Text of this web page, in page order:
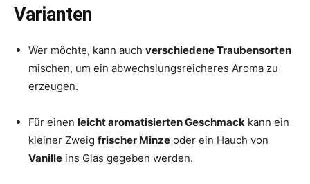
Varianten
Wer möchte, kann auch verschiedene Traubensorten
mischen, um ein abwechslungsreicheres Aroma zu
erzeugen.
Für einen leicht aromatisierten Geschmack kann ein
kleiner Zweig frischer Minze oder ein Hauch von
Vanille ins Glas gegeben werden.